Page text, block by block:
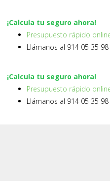
¡Calcula tu seguro ahora!
Presupuesto rápido
Llámanos al 914 05 35 98
¡Calcula tu seguro ahora!
Presupuesto rápido
Llámanos al 914 05 35 98